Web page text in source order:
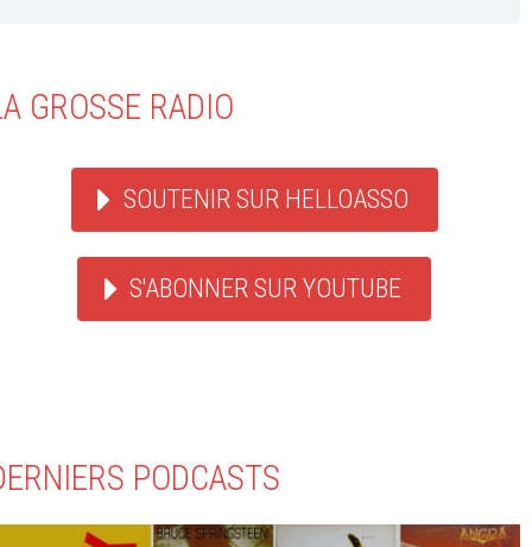
GROSSE RADIO
SOUTENIR SUR HELLOASSO
S'ABONNER SUR YOUTUBE
PODCASTS